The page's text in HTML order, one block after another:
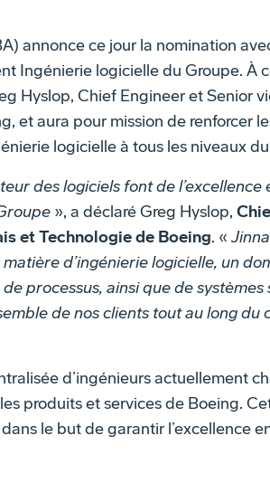
annonce ce jour la nomination
Ingénierie logicielle du Groupe. À
Hyslop, Chief Engineer et Senior
et aura pour mission de renforcer
logicielle à tous les niveaux
des logiciels font de l’excellence
», a déclaré Greg Hyslop,
et Technologie de Boeing. «
d’ingénierie logicielle, un
processus, ainsi que de systèmes
de nos clients tout au long du
d’ingénieurs actuellement
produits et services de Boeing.
le but de garantir l’excellence